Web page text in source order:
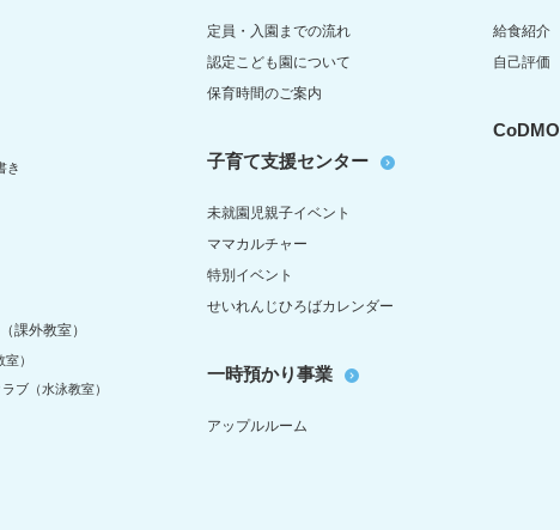
き
課外教室）
）
ブ（水泳教室）
定員・入園までの流れ
認定こども園について
保育時間のご案内
子育て支援センター
未就園児親子イベント
ママカルチャー
特別イベント
せいれんじひろばカレンダー
一時預かり事業
アップルルーム
給食紹介
自己評価